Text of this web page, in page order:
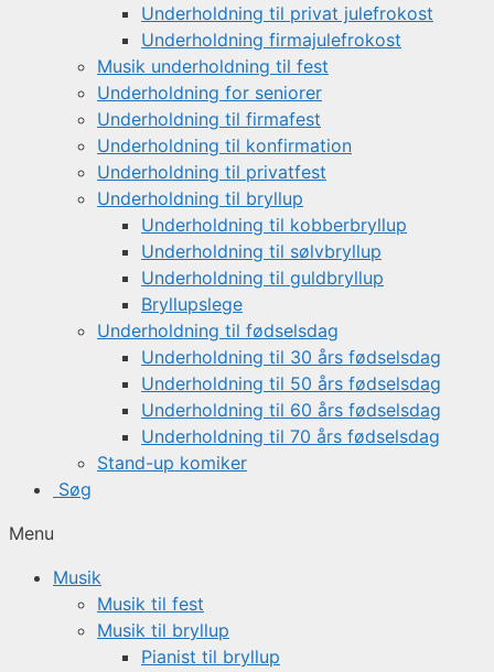
Underholdning til privat julefrokost
Underholdning firmajulefrokost
Musik underholdning til fest
Underholdning for seniorer
Underholdning til firmafest
Underholdning til konfirmation
Underholdning til privatfest
Underholdning til bryllup
Underholdning til kobberbryllup
Underholdning til sølvbryllup
Underholdning til guldbryllup
Bryllupslege
Underholdning til fødselsdag
Underholdning til 30 års fødselsdag
Underholdning til 50 års fødselsdag
Underholdning til 60 års fødselsdag
Underholdning til 70 års fødselsdag
Stand-up komiker
Søg
Menu
Musik
Musik til fest
Musik til bryllup
Pianist til bryllup